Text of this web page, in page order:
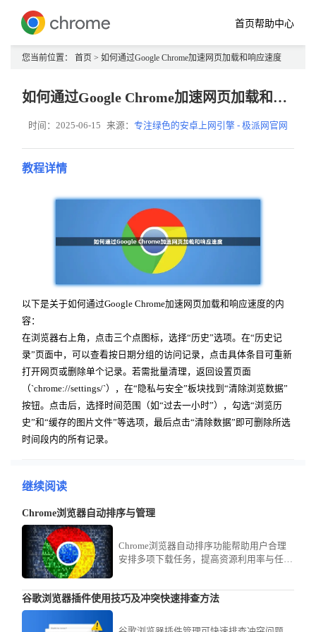
首页帮助中心
您当前位置： 首页 > 如何通过Google Chrome加速网页加载和响应速度
如何通过Google Chrome加速网页加载和响应速度
时间：2025-06-15 来源：专注绿色的安卓上网引擎 - 极派网官网
教程详情
以下是关于如何通过Google Chrome加速网页加载和响应速度的内
容：
在浏览器右上角，点击三个点图标，选择“历史”选项。在“历史记
录”页面中，可以查看按日期分组的访问记录，点击具体条目可重新
打开网页或删除单个记录。若需批量清理，返回设置页面
（`chrome://settings/`），在“隐私与安全”板块找到“清除浏览数据”
按钮。点击后，选择时间范围（如“过去一小时”），勾选“浏览历
史”和“缓存的图片文件”等选项，最后点击“清除数据”即可删除所选
时间段内的所有记录。
继续阅读
Chrome浏览器自动排序与管理
Chrome浏览器自动排序功能帮助用户合理
安排多项下载任务，提高资源利用率与任务
谷歌浏览器插件使用技巧及冲突快速排查方法